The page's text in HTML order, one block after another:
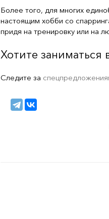
Более того, для многих
настоящим хобби со
придя на тренировку или на
Хотите заниматься
Следите за